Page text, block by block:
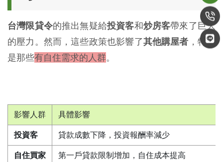
台灣限貸令的推出無疑給投資客和炒房客帶來了巨大
的壓力。然而，這些政策也影響了其他購屋者 ，特別
是那些有自住需求的人群。
影響人群 具體影響
投資客 貸款成數下降，投資報酬率減少
自住買家 第一戶貸款限制增加，自住成本提高